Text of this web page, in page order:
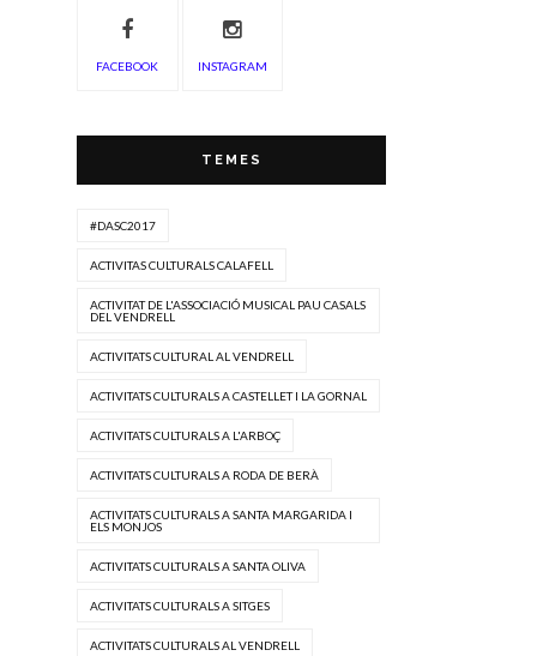
FACEBOOK INSTAGRAM
TEMES
#DASC2017
ACTIVITAS CULTURALS CALAFELL
ACTIVITAT DE L'ASSOCIACIÓ MUSICAL PAU CASALS
DEL VENDRELL
ACTIVITATS CULTURAL AL VENDRELL
ACTIVITATS CULTURALS A CASTELLET I LA GORNAL
ACTIVITATS CULTURALS A L'ARBOÇ
ACTIVITATS CULTURALS A RODA DE BERÀ
ACTIVITATS CULTURALS A SANTA MARGARIDA I
ELS MONJOS
ACTIVITATS CULTURALS A SANTA OLIVA
ACTIVITATS CULTURALS A SITGES
ACTIVITATS CULTURALS AL VENDRELL